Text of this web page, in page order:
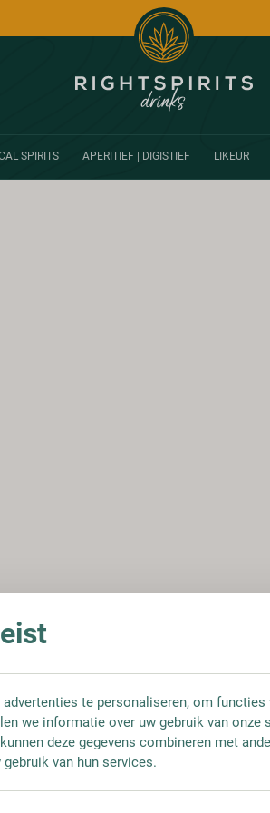
SPIRITS APERITIEF | DIGISTIEF LIKEUR
te personaliseren, om
we informatie over uw gebruik van
deze gegevens combineren met
van hun services.